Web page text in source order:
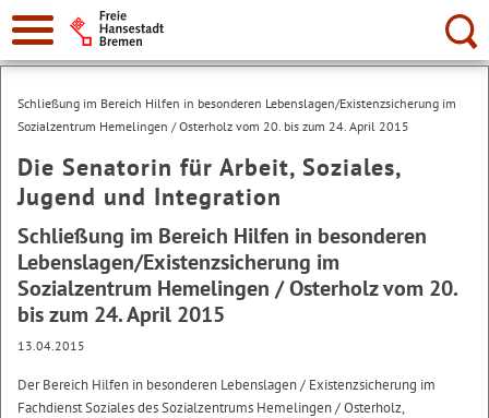
Suche:
Schließung im Bereich Hilfen in besonderen Lebenslagen/Existenzsicherung im
Sozialzentrum Hemelingen / Osterholz vom 20. bis zum 24. April 2015
Die Senatorin für Arbeit, Soziales,
Jugend und Integration
Schließung im Bereich Hilfen in besonderen
Lebenslagen/Existenzsicherung im
Sozialzentrum Hemelingen / Osterholz vom 20.
bis zum 24. April 2015
13.04.2015
Der Bereich Hilfen in besonderen Lebenslagen / Existenzsicherung im
Fachdienst Soziales des Sozialzentrums Hemelingen / Osterholz,